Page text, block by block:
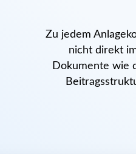
Zu jedem
nicht direkt
Dokumente wie